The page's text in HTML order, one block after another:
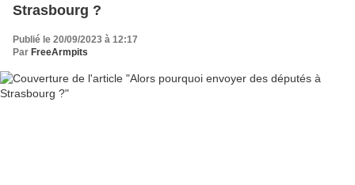
Strasbourg ?
Publié le 20/09/2023 à 12:17
Par FreeArmpits